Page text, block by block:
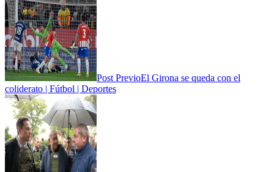
Post PrevioEl Girona se queda con el
coliderato | Fútbol | Deportes